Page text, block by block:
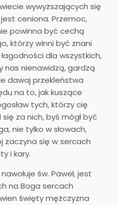
wywyższających się
ceniona. Przemoc,
powinna być cechą
którzy winni być znani
dla wszystkich,
nas nienawidzą, gardzą
dawaj przekleństwa
na to, jak kuszące
tych, którzy cię
za nich, byś mógł być
nie tylko w słowach,
zaczyna się w sercach
i kary.
św. Paweł, jest
na Boga sercach
święty mężczyzna